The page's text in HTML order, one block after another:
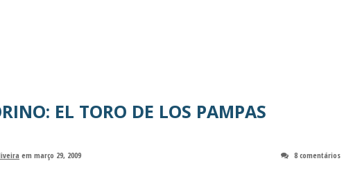
EL TORO DE LOS PAMPAS
em março 29, 2009 8 comentários